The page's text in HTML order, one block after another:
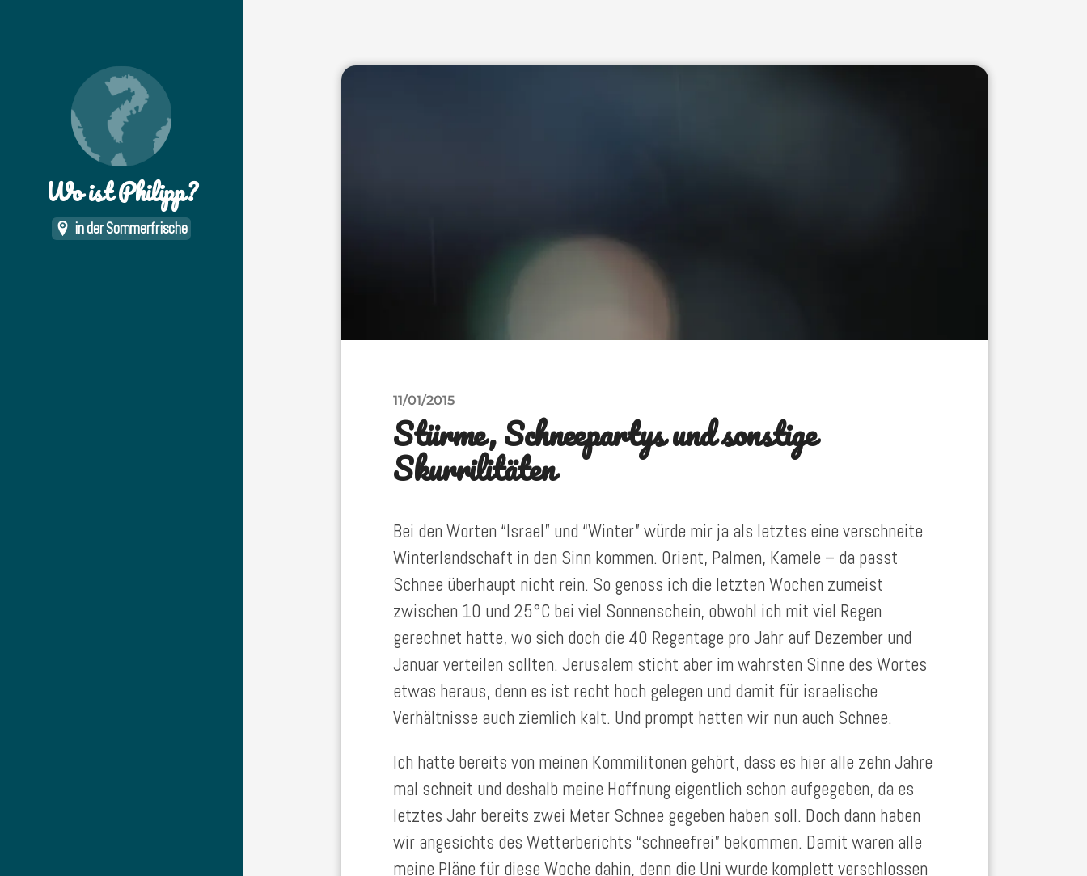
Wo ist Philipp?
in der Sommerfrische
11/01/2015
Stürme, Schneepartys und sonstige
Skurrilitäten
Bei den Worten “Israel” und “Winter” würde mir ja als letztes eine verschneite
Winterlandschaft in den Sinn kommen. Orient, Palmen, Kamele – da passt
Schnee überhaupt nicht rein. So genoss ich die letzten Wochen zumeist
zwischen 10 und 25°C bei viel Sonnenschein, obwohl ich mit viel Regen
gerechnet hatte, wo sich doch die 40 Regentage pro Jahr auf Dezember und
Januar verteilen sollten. Jerusalem sticht aber im wahrsten Sinne des Wortes
etwas heraus, denn es ist recht hoch gelegen und damit für israelische
Verhältnisse auch ziemlich kalt. Und prompt hatten wir nun auch Schnee.
Ich hatte bereits von meinen Kommilitonen gehört, dass es hier alle zehn Jahre
mal schneit und deshalb meine Hoffnung eigentlich schon aufgegeben, da es
letztes Jahr bereits zwei Meter Schnee gegeben haben soll. Doch dann haben
wir angesichts des Wetterberichts “schneefrei” bekommen. Damit waren alle
meine Pläne für diese Woche dahin, denn die Uni wurde komplett verschlossen